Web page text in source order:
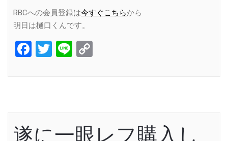
RBCへの会員登録は今すぐこちらから
明日は樋口くんです。
Facebook
Twitter
Line
遂に一眼レフ購入し